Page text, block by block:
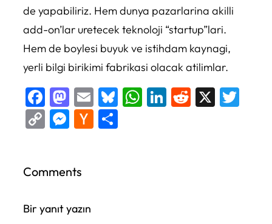
de yapabiliriz. Hem dunya pazarlarina akilli
add-on’lar uretecek teknoloji “startup”lari.
Hem de boylesi buyuk ve istihdam kaynagi,
yerli bilgi birikimi fabrikasi olacak atilimlar.
Facebook
Mastodon
EmailBluesky
WhatsApp
LinkedIn
Reddit
X
CopyMessenger
Hacker
Comments
Bir yanıt yazın